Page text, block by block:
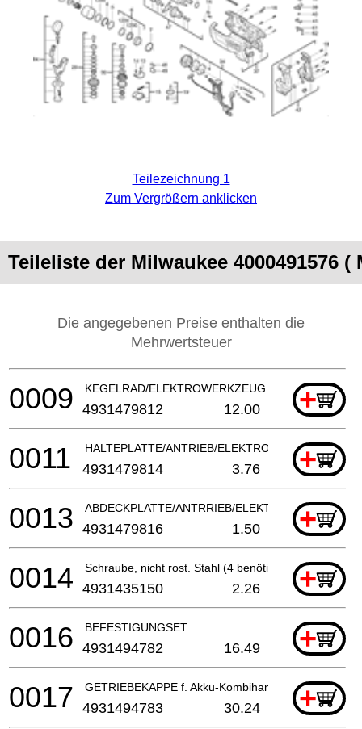
Teilezeichnung 1
Zum Vergrößern anklicken
Teileliste der Milwaukee 4000491576 (
Die angegebenen Preise enthalten die
Mehrwertsteuer
KEGELRAD/ELEKTROWERKZEUG +
0009 4931479812 12.00
HALTEPLATTE/ANTRIEB/ELEKTROWERKZEUG
+
0011 4931479814 3.76
ABDECKPLATTE/ANTRRIEB/ELEKTROWERKZEUG
+
0013 4931479816 1.50
Schraube, nicht rost. Stahl (4 benötigt) +
0014 4931435150 2.26
BEFESTIGUNGSET +
0016 4931494782 16.49
GETRIEBEKAPPE f. Akku-Kombihammer +
0017 4931494783 30.24